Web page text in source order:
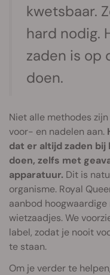
kwetsbaar.
hard nodig.
zaden is op
doen.
Niet alle methodes
voor- en nadelen aan.
dat er altijd zaden
doen, zelfs met
apparatuur. Dit is
organisme. Royal
aanbod hoogwaardige
wietzaadjes. We
label, zodat je nooit
te staan.
Om je verder te